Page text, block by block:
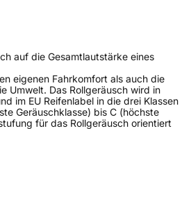
auf die Gesamtlautstärke eines
eigenen Fahrkomfort als auch die
Umwelt. Das Rollgeräusch wird in
im EU Reifenlabel in die drei Klassen
Geräuschklasse) bis C (höchste
für das Rollgeräusch orientiert